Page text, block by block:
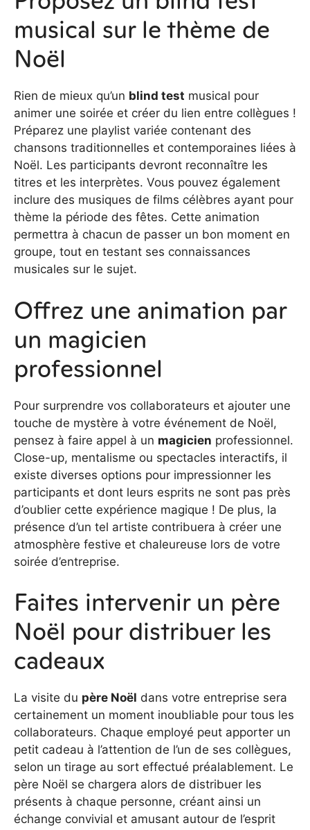
musical sur le thème de
Noël
Rien de mieux qu’un blind test musical pour
animer une soirée et créer du lien entre collègues !
Préparez une playlist variée contenant des
chansons traditionnelles et contemporaines liées à
Noël. Les participants devront reconnaître les
titres et les interprètes. Vous pouvez également
inclure des musiques de films célèbres ayant pour
thème la période des fêtes. Cette animation
permettra à chacun de passer un bon moment en
groupe, tout en testant ses connaissances
musicales sur le sujet.
Offrez une animation par
un magicien
professionnel
Pour surprendre vos collaborateurs et ajouter une
touche de mystère à votre événement de Noël,
pensez à faire appel à un magicien professionnel.
Close-up, mentalisme ou spectacles interactifs, il
existe diverses options pour impressionner les
participants et dont leurs esprits ne sont pas près
d’oublier cette expérience magique ! De plus, la
présence d’un tel artiste contribuera à créer une
atmosphère festive et chaleureuse lors de votre
soirée d’entreprise.
Faites intervenir un père
Noël pour distribuer les
cadeaux
La visite du père Noël dans votre entreprise sera
certainement un moment inoubliable pour tous les
collaborateurs. Chaque employé peut apporter un
petit cadeau à l’attention de l’un de ses collègues,
selon un tirage au sort effectué préalablement. Le
père Noël se chargera alors de distribuer les
présents à chaque personne, créant ainsi un
échange convivial et amusant autour de l’esprit